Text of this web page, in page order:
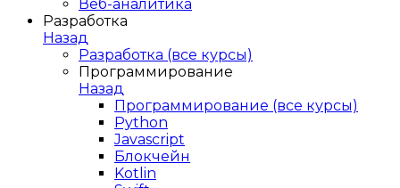
Веб-аналитика
Разработка
Назад
Разработка (все курсы)
Программирование
Назад
Программирование (все курсы)
Python
Javascript
Блокчейн
Kotlin